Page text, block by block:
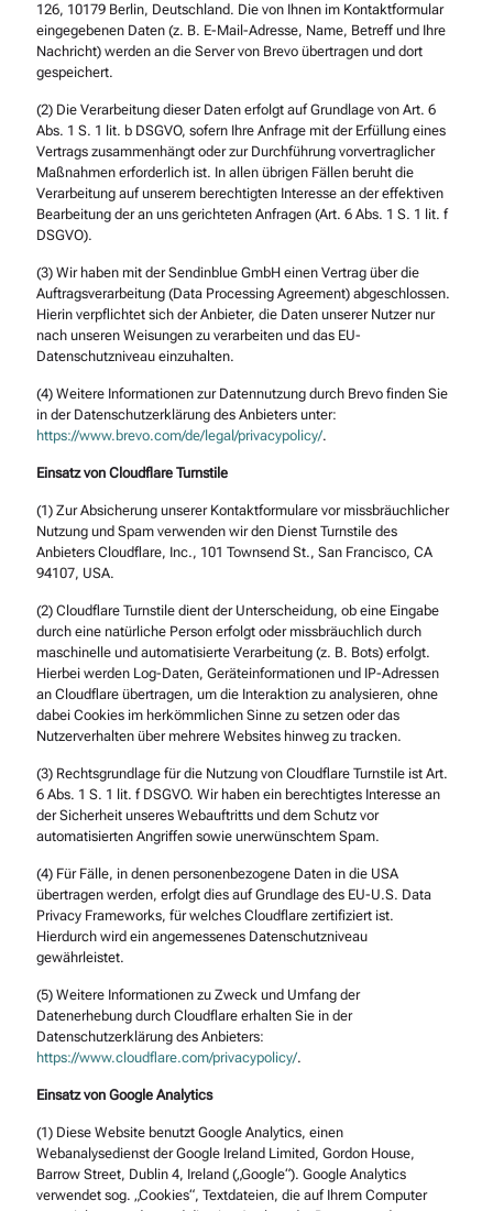
126, 10179 Berlin, Deutschland. Die von Ihnen im Kontaktformular
eingegebenen Daten (z. B. E-Mail-Adresse, Name, Betreff und Ihre
Nachricht) werden an die Server von Brevo übertragen und dort
gespeichert.
(2) Die Verarbeitung dieser Daten erfolgt auf Grundlage von Art. 6
Abs. 1 S. 1 lit. b DSGVO, sofern Ihre Anfrage mit der Erfüllung eines
Vertrags zusammenhängt oder zur Durchführung vorvertraglicher
Maßnahmen erforderlich ist. In allen übrigen Fällen beruht die
Verarbeitung auf unserem berechtigten Interesse an der effektiven
Bearbeitung der an uns gerichteten Anfragen (Art. 6 Abs. 1 S. 1 lit. f
DSGVO).
(3) Wir haben mit der Sendinblue GmbH einen Vertrag über die
Auftragsverarbeitung (Data Processing Agreement) abgeschlossen.
Hierin verpflichtet sich der Anbieter, die Daten unserer Nutzer nur
nach unseren Weisungen zu verarbeiten und das EU-
Datenschutzniveau einzuhalten.
(4) Weitere Informationen zur Datennutzung durch Brevo finden Sie
in der Datenschutzerklärung des Anbieters unter:
https://www.brevo.com/de/legal/privacypolicy/.
Einsatz von Cloudflare Turnstile
(1) Zur Absicherung unserer Kontaktformulare vor missbräuchlicher
Nutzung und Spam verwenden wir den Dienst Turnstile des
Anbieters Cloudflare, Inc., 101 Townsend St., San Francisco, CA
94107, USA.
(2) Cloudflare Turnstile dient der Unterscheidung, ob eine Eingabe
durch eine natürliche Person erfolgt oder missbräuchlich durch
maschinelle und automatisierte Verarbeitung (z. B. Bots) erfolgt.
Hierbei werden Log-Daten, Geräteinformationen und IP-Adressen
an Cloudflare übertragen, um die Interaktion zu analysieren, ohne
dabei Cookies im herkömmlichen Sinne zu setzen oder das
Nutzerverhalten über mehrere Websites hinweg zu tracken.
(3) Rechtsgrundlage für die Nutzung von Cloudflare Turnstile ist Art.
6 Abs. 1 S. 1 lit. f DSGVO. Wir haben ein berechtigtes Interesse an
der Sicherheit unseres Webauftritts und dem Schutz vor
automatisierten Angriffen sowie unerwünschtem Spam.
(4) Für Fälle, in denen personenbezogene Daten in die USA
übertragen werden, erfolgt dies auf Grundlage des EU-U.S. Data
Privacy Frameworks, für welches Cloudflare zertifiziert ist.
Hierdurch wird ein angemessenes Datenschutzniveau
gewährleistet.
(5) Weitere Informationen zu Zweck und Umfang der
Datenerhebung durch Cloudflare erhalten Sie in der
Datenschutzerklärung des Anbieters:
https://www.cloudflare.com/privacypolicy/.
Einsatz von Google Analytics
(1) Diese Website benutzt Google Analytics, einen
Webanalysedienst der Google Ireland Limited, Gordon House,
Barrow Street, Dublin 4, Ireland („Google“). Google Analytics
verwendet sog. „Cookies“, Textdateien, die auf Ihrem Computer